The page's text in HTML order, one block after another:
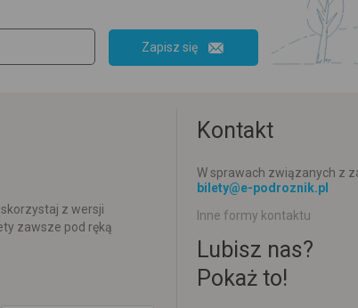
Zapisz się
z wersji
zawsze pod ręką
Kontakt
W sprawach związanych z
bilety@e-podroznik.pl
Inne formy kontaktu
Lubisz nas?
Pokaż to!